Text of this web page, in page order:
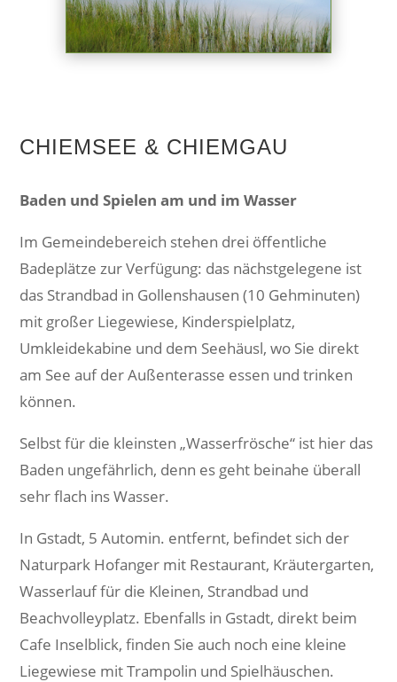
CHIEMSEE & CHIEMGAU
Baden und Spielen am und im Wasser
Im Gemeindebereich stehen drei öffentliche
Badeplätze zur Verfügung: das nächstgelegene ist
das Strandbad in Gollenshausen (10 Gehminuten)
mit großer Liegewiese, Kinderspielplatz,
Umkleidekabine und dem Seehäusl, wo Sie direkt
am See auf der Außenterasse essen und trinken
können.
Selbst für die kleinsten „Wasserfrösche“ ist hier das
Baden ungefährlich, denn es geht beinahe überall
sehr flach ins Wasser.
In Gstadt, 5 Automin. entfernt, befindet sich der
Naturpark Hofanger mit Restaurant, Kräutergarten,
Wasserlauf für die Kleinen, Strandbad und
Beachvolleyplatz. Ebenfalls in Gstadt, direkt beim
Cafe Inselblick, finden Sie auch noch eine kleine
Liegewiese mit Trampolin und Spielhäuschen.